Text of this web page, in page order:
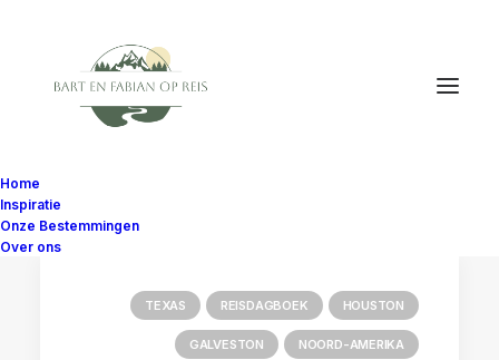
Home
Inspiratie
Onze Bestemmingen
Over ons
TEXAS REISDAGBOEK HOUSTON
GALVESTON NOORD-AMERIKA